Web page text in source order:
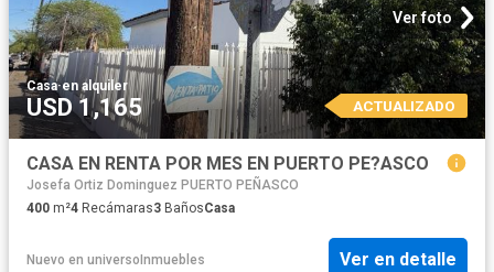
Ver foto
Casa·en alquiler
USD 1,165 ACTUALIZADO
CASA EN RENTA POR MES EN PUERTO PE?ASCO
Josefa Ortiz Dominguez PUERTO PEÑASCO
400 m²4 Recámaras3 BañosCasa
Nuevo en universoInmuebles Ver en detalle